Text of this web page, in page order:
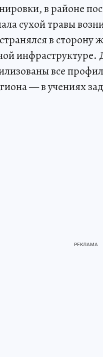
в районе
сухой травы
в сторону
инфраструктуре.
все
— в учениях